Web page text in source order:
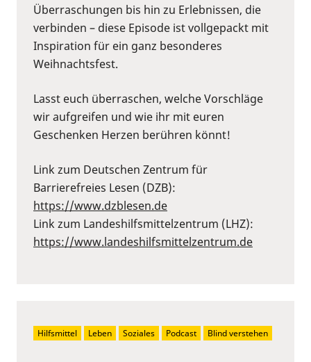
Überraschungen bis hin zu Erlebnissen, die
verbinden – diese Episode ist vollgepackt mit
Inspiration für ein ganz besonderes
Weihnachtsfest.
Lasst euch überraschen, welche Vorschläge
wir aufgreifen und wie ihr mit euren
Geschenken Herzen berühren könnt!
Link zum Deutschen Zentrum für
Barrierefreies Lesen (DZB):
https://www.dzblesen.de
Link zum Landeshilfsmittelzentrum (LHZ):
https://www.landeshilfsmittelzentrum.de
Hilfsmittel Leben Soziales Podcast Blind verstehen